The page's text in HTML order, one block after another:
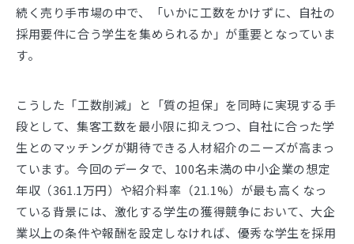
続く売り手市場の中で、「いかに工数をかけずに、自社の
採用要件に合う学生を集められるか」が重要となっていま
す。
こうした「工数削減」と「質の担保」を同時に実現する手
段として、集客工数を最小限に抑えつつ、自社に合った学
生とのマッチングが期待できる人材紹介のニーズが高まっ
ています。今回のデータで、100名未満の中小企業の想定
年収（361.1万円）や紹介料率（21.1%）が最も高くなっ
ている背景には、激化する学生の獲得競争において、大企
業以上の条件や報酬を設定しなければ、優秀な学生を採用